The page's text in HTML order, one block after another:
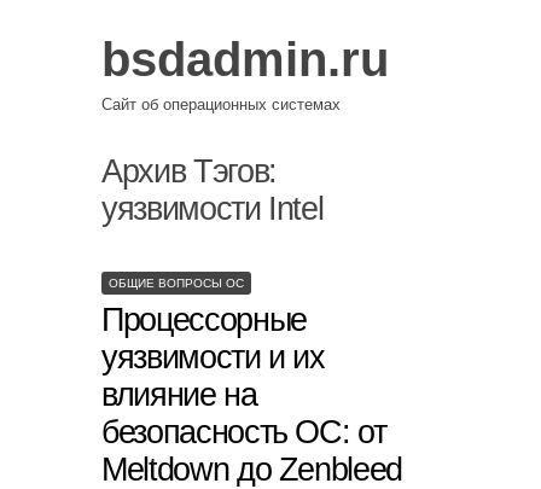
bsdadmin.ru
Сайт об операционных системах
Архив Тэгов:
уязвимости Intel
ОБЩИЕ ВОПРОСЫ ОС
Процессорные
уязвимости и их
влияние на
безопасность ОС: от
Meltdown до Zenbleed